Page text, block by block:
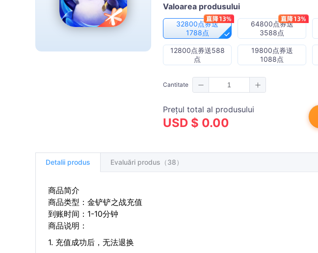
Valoarea produsului
32800点券送
1788点
64800点券送
3588点
12800点券送588
点
19800点券送
1088点
Cantitate
Prețul total al produsului
USD $ 0.00
Detalii produs Evaluări produs（38）
商品简介
商品类型：金铲铲之战充值
到账时间：1-10分钟
商品说明：
1. 充值成功后，无法退换